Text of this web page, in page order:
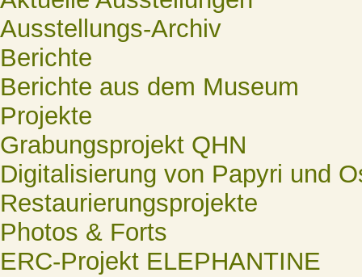
Ausstellungs-Archiv
Berichte
Berichte aus dem Museum
Projekte
Grabungsprojekt QHN
Digitalisierung von Papyri und
Restaurierungsprojekte
Photos & Forts
ERC-Projekt ELEPHANTINE